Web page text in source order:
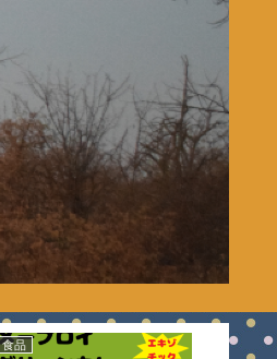
食品 良い・好